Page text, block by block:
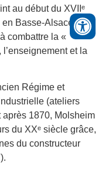
au début du XVIIᵉ
Basse-Alsace. Les
combattre la «
et la
Régime et
(ateliers
après 1870, Molsheim
du XXᵉ siècle grâce,
du constructeur